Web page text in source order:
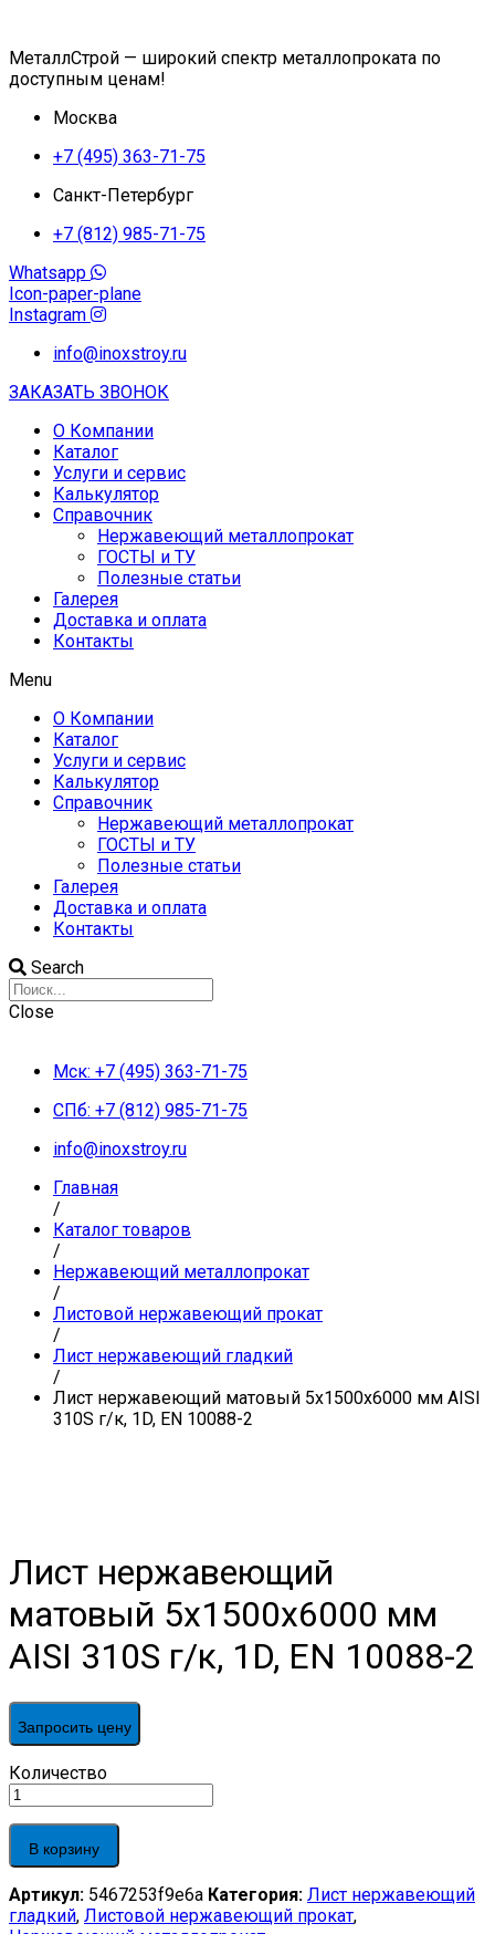
МеталлСтрой — широкий спектр металлопроката по
доступным ценам!
Москва
+7 (495) 363-71-75
Санкт-Петербург
+7 (812) 985-71-75
Whatsapp
Icon-paper-plane
Instagram
info@inoxstroy.ru
ЗАКАЗАТЬ ЗВОНОК
О Компании
Каталог
Услуги и сервис
Калькулятор
Справочник
Нержавеющий металлопрокат
ГОСТЫ и ТУ
Полезные статьи
Галерея
Доставка и оплата
Контакты
Menu
О Компании
Каталог
Услуги и сервис
Калькулятор
Справочник
Нержавеющий металлопрокат
ГОСТЫ и ТУ
Полезные статьи
Галерея
Доставка и оплата
Контакты
Search
Close
Мск: +7 (495) 363-71-75
СПб: +7 (812) 985-71-75
info@inoxstroy.ru
Главная
/
Каталог товаров
/
Нержавеющий металлопрокат
/
Листовой нержавеющий прокат
/
Лист нержавеющий гладкий
/
Лист нержавеющий матовый 5х1500х6000 мм AISI
310S г/к, 1D, EN 10088-2
Лист нержавеющий
матовый 5х1500х6000 мм
AISI 310S г/к, 1D, EN 10088-2
Запросить цену
Лист
нержавеющий
матовый
5х1500х6000
мм
310S
г/
Количество
В корзину
Артикул: 5467253f9e6a Категория: Лист нержавеющий
гладкий, Листовой нержавеющий прокат,